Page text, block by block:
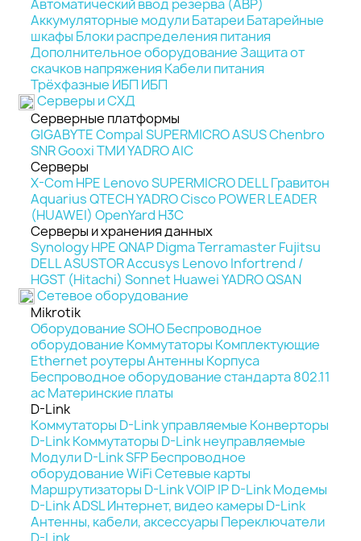
Автоматический ввод резерва (АВР)
Аккумуляторные модулиБатареиБатарейные
шкафы Блоки распределения питания
Дополнительное оборудованиеЗащита от
скачков напряжения Кабели питания
Трёхфазные ИБП ИБП
Серверы и СХД
Серверные платформы
GIGABYTECompalSUPERMICROASUSChenbro
SNRGooxiТМИYADROAIC
Серверы
X-Com HPE LenovoSUPERMICRODELLГравитон
AquariusQTECHYADROCiscoPOWER LEADER
(HUAWEI) OpenYard H3C
Серверы и хранения данных
SynologyHPEQNAPDigmaTerramasterFujitsu
DELLASUSTORAccusys LenovoInfortrend /
HGST (Hitachi) Sonnet HuaweiYADROQSAN
Сетевое оборудование
Mikrotik
Оборудование SOHOБеспроводное
оборудование Коммутаторы Комплектующие
Ethernet роутерыАнтенны Корпуса
Беспроводное оборудование стандарта 802.11
асМатеринские платы
D-Link
Коммутаторы D-Link управляемые Конверторы
D-LinkКоммутаторы D-Link неуправляемые
Модули D-Link SFPБеспроводное
оборудование WiFiСетевые карты
Маршрутизаторы D-LinkVOIP IP D-LinkМодемы
D-Link ADSLИнтернет, видео камеры D-Link
Антенны, кабели, аксессуары Переключатели